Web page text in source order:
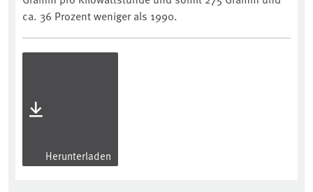
ca. 36 Prozent weniger als 1990.
Herunterladen